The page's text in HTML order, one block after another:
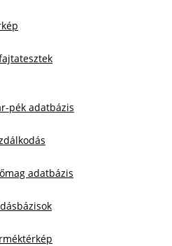
pék adatbázis
adatbázis